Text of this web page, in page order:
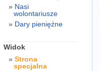
Nasi
wolontariusze
Dary pieniężne
Widok
Strona
specjalna